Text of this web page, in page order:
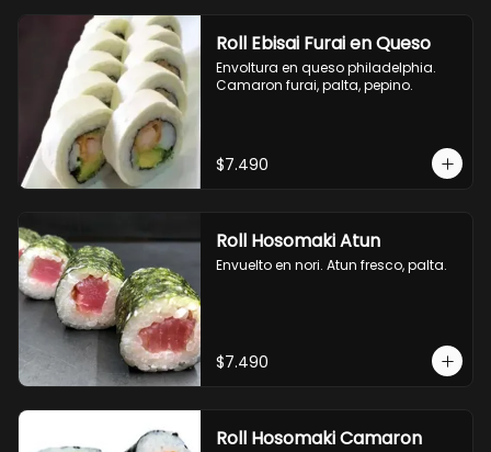
Roll Ebisai Furai en Queso
Envoltura en queso philadelphia.
Camaron furai, palta, pepino.
$7.490
Roll Hosomaki Atun
Envuelto en nori. Atun fresco, palta.
$7.490
Roll Hosomaki Camaron